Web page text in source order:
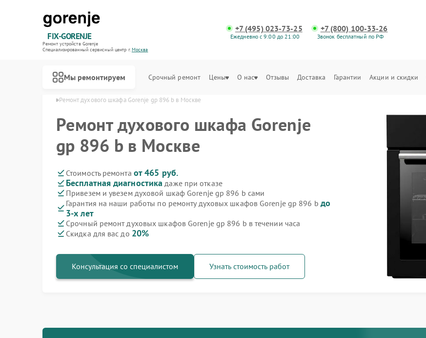
FIX-GORENJE
Ремонт устройств Gorenje
Специализированный cервисный центр г.Москва
+7 (495) 023-73-25
Ежедневно с 9:00 до 21:00
+7 (800) 100-33-26
Звонок бесплатный по РФ
Мы ремонтируем Срочный ремонт Цены О нас Отзывы Доставка Гарантии Акции и скидки
Ремонт духового шкафа Gorenje gp 896 b в Москве
Ремонт духового шкафа Gorenje
gp 896 b в Москве
Стоимость ремонта от 465 руб.
Бесплатная диагностика даже при отказе
Привезем и увезем духовой шкаф Gorenje gp 896 b сами
Гарантия на наши работы по ремонту духовых шкафов Gorenje gp 896 b до
3-х лет
Срочный ремонт духовых шкафов Gorenje gp 896 b в течении часа
Скидка для вас до 20%
Консультация со специалистом Узнать стоимость работ